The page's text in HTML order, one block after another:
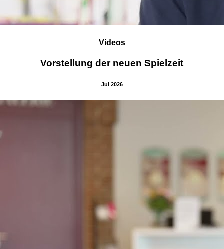
Videos
Vorstellung der neuen Spielzeit
Jul 2026